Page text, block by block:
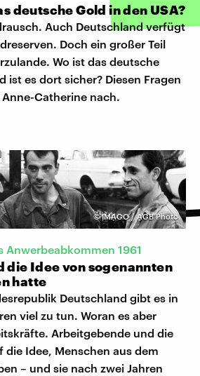
deutsche Gold in den USA?
Auch Deutschland verfügt
Doch ein großer Teil
Wo ist das deutsche
ist es dort sicher? Diesen Fragen
Catherine nach.
©IMAGO / AGB Photo
Anwerbeabkommen 1961
die Idee von sogenannten
hatte
Deutschland gibt es in
viel zu tun. Woran es aber
Arbeitgebende und die
Idee, Menschen aus dem
– und sie nach zwei Jahren